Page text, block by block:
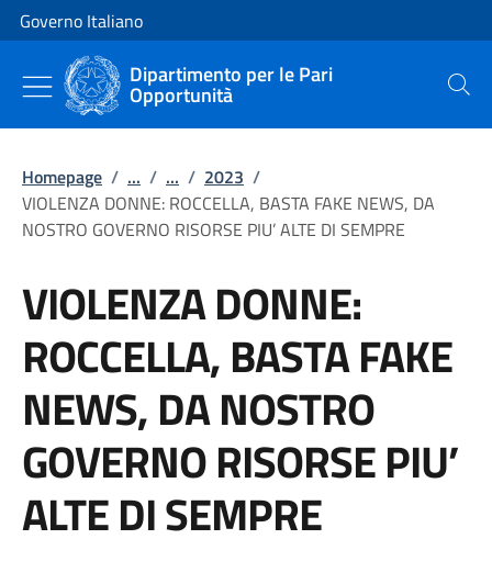
Vai al contenuto
Vai alla navigazione del sito
Governo Italiano
Dipartimento per le Pari
Opportunità Cerca
Homepage / ... / ... / 2023 /
VIOLENZA DONNE: ROCCELLA, BASTA FAKE NEWS, DA
NOSTRO GOVERNO RISORSE PIU’ ALTE DI SEMPRE
VIOLENZA DONNE:
ROCCELLA, BASTA FAKE
NEWS, DA NOSTRO
GOVERNO RISORSE PIU’
ALTE DI SEMPRE